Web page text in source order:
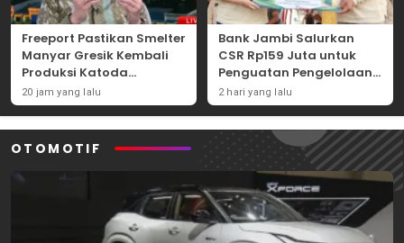
Freeport Pastikan Smelter
Manyar Gresik Kembali
Produksi Katoda
Tembaga Mulai
September 2026
20 jam yang lalu
Bank Jambi Salurkan
CSR Rp159 Juta untuk
Penguatan Pengelolaan
Sampah di Tanjung
Jabung Barat
2 hari yang lalu
OTOMOTIF